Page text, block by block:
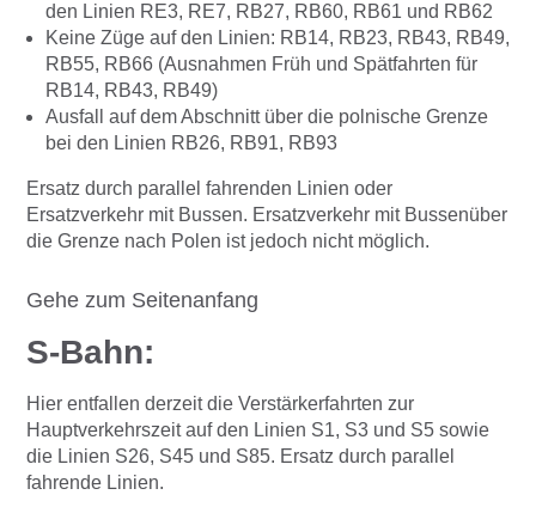
den Linien RE3, RE7, RB27, RB60, RB61 und RB62
Keine Züge auf den Linien: RB14, RB23, RB43, RB49,
RB55, RB66 (Ausnahmen Früh und Spätfahrten für
RB14, RB43, RB49)
Ausfall auf dem Abschnitt über die polnische Grenze
bei den Linien RB26, RB91, RB93
Ersatz durch parallel fahrenden Linien oder
Ersatzverkehr mit Bussen. Ersatzverkehr mit Bussenüber
die Grenze nach Polen ist jedoch nicht möglich.
Gehe zum Seitenanfang
S-Bahn:
Hier entfallen derzeit die Verstärkerfahrten zur
Hauptverkehrszeit auf den Linien S1, S3 und S5 sowie
die Linien S26, S45 und S85. Ersatz durch parallel
fahrende Linien.